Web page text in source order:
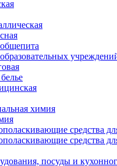
химия
средства
средства
посуды и